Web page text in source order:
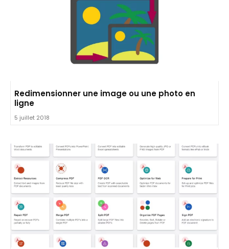
Redimensionner une image ou une photo en
ligne
5 juillet 2018